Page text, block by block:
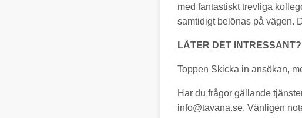
med fantastiskt trevliga
samtidigt belönas på vägen.
LÅTER DET INTRESSANT?
Toppen Skicka in ansökan,
Har du frågor gällande
info@tavana.se. Vänligen